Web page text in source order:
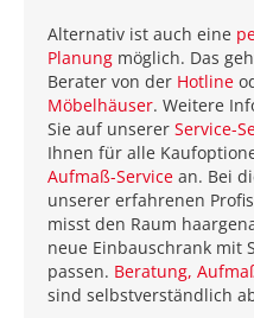
Alternativ ist auch eine
Planung möglich. Das
Berater von der Hotline
Möbelhäuser. Weitere
Sie auf unserer Service-
Ihnen für alle
Aufmaß-Service an. Bei
unserer erfahrenen
misst den Raum
neue Einbauschrank mit
passen. Beratung,
sind selbstverständlich